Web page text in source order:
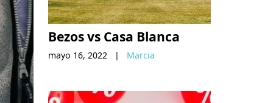
Bezos vs Casa Blanca
mayo 16, 2022 | Marcia